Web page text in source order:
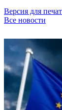
Версия для
Все новости